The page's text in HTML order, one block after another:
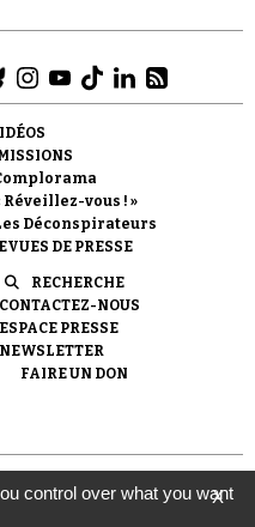
à Vera
Réveillez-vous ! »
Déconspirateurs
DE PRESSE
RECHERCHE
CONTACTEZ-NOUS
ESPACE PRESSE
NEWSLETTER
FAIRE UN DON
Une réalisation de
loi de 1901) avec
de la Shoah.
X
control over what you want